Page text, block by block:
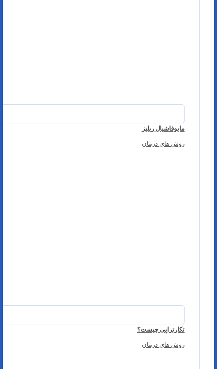
مایوفاشیال ریلیز
روش های درمان
تکارتراپی چیست؟
روش های درمان